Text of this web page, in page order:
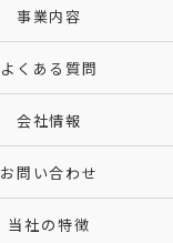
事業内容
よくある質問
会社情報
お問い合わせ
当社の特徴